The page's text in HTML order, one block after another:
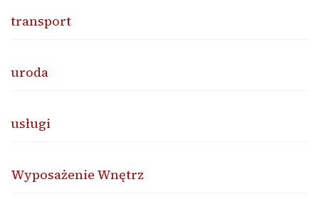
transport
uroda
usługi
Wyposażenie Wnętrz